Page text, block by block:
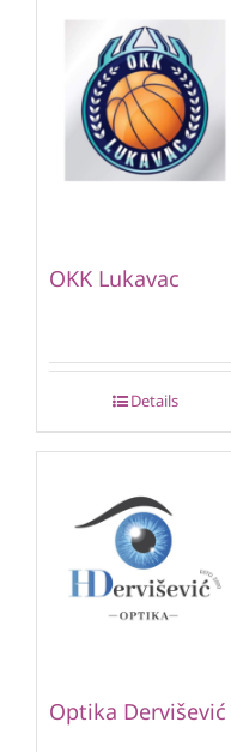
OKK Lukavac
Details
Optika Dervišević